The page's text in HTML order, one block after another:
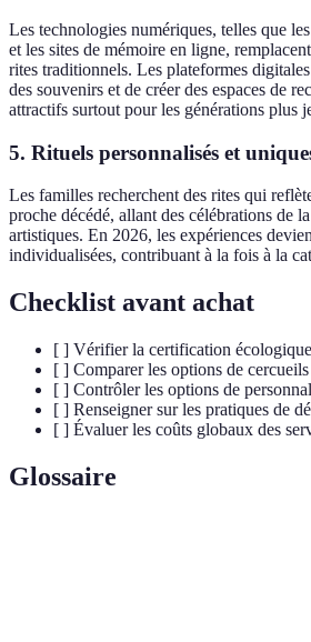
Les technologies numériques, telles que
et les sites de mémoire en ligne,
rites traditionnels. Les plateformes
des souvenirs et de créer des espaces de
attractifs surtout pour les générations plus
5. Rituels personnalisés et
Les familles recherchent des rites qui
proche décédé, allant des célébrations de
artistiques. En 2026, les expériences
individualisées, contribuant à la fois à la
Checklist avant achat
[ ] Vérifier la certification
[ ] Comparer les options de
[ ] Contrôler les options de
[ ] Renseigner sur les pratiques de
[ ] Évaluer les coûts globaux des
Glossaire